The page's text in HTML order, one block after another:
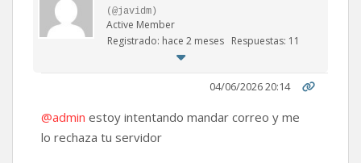
(@javidm)
Active Member
Registrado: hace 2 meses Respuestas: 11
04/06/2026 20:14
@admin estoy intentando mandar correo y me
lo rechaza tu servidor